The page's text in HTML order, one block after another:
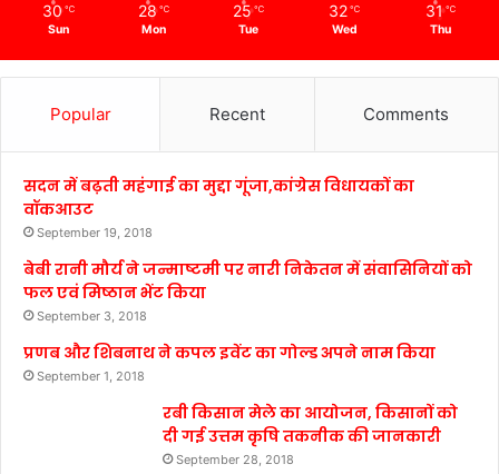
30 ℃
Sun
28 ℃
Mon
25 ℃
Tue
32 ℃
Wed
31 ℃
Thu
Popular Recent Comments
सदन में बढ़ती महंगाई का मुद्दा गूंजा,कांग्रेस विधायकों का
वॉकआउट
September 19, 2018
बेबी रानी मौर्य ने जन्माष्टमी पर नारी निकेतन में संवासिनियों को
फल एवं मिष्ठान भेंट किया
September 3, 2018
प्रणब और शिबनाथ ने कपल इवेंट का गोल्ड अपने नाम किया
September 1, 2018
रबी किसान मेले का आयोजन, किसानों को
दी गई उत्तम कृषि तकनीक की जानकारी
September 28, 2018